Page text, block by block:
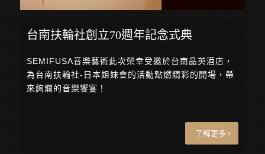
台南扶輪社創立70週年記念式典
SEMIFUSA音樂藝術此次榮幸受邀於台南晶英酒店，
為台南扶輪社-日本姐妹會的活動點燃精彩的開場，帶
來絢爛的音樂饗宴！
了解更多